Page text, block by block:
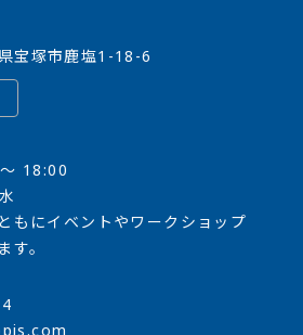
宝塚市鹿塩1-18-6
18:00
もにイベントやワークショップ
す。